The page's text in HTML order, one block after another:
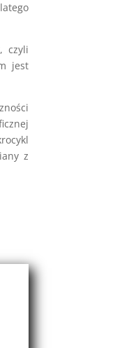
czyli
jest
z